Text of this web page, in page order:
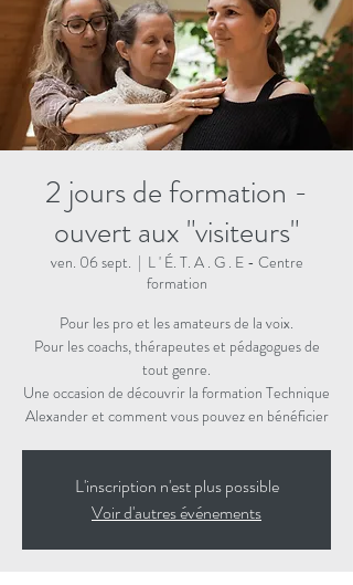
2 jours de formation -
ouvert aux "visiteurs"
ven. 06 sept.
  |
L ' É. T. A . G . E - Centre
formation
Pour les pro et les amateurs de la voix.
Pour les coachs, thérapeutes et pédagogues de
tout genre.
Une occasion de découvrir la formation Technique
Alexander et comment vous pouvez en bénéficier
L'inscription n'est plus possible
Voir d'autres événements